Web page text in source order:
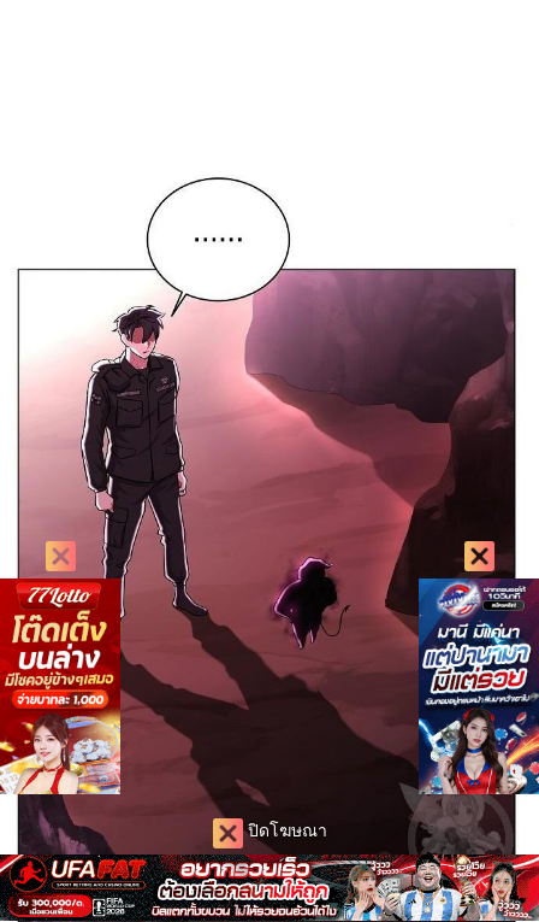
ปิดโฆษณา